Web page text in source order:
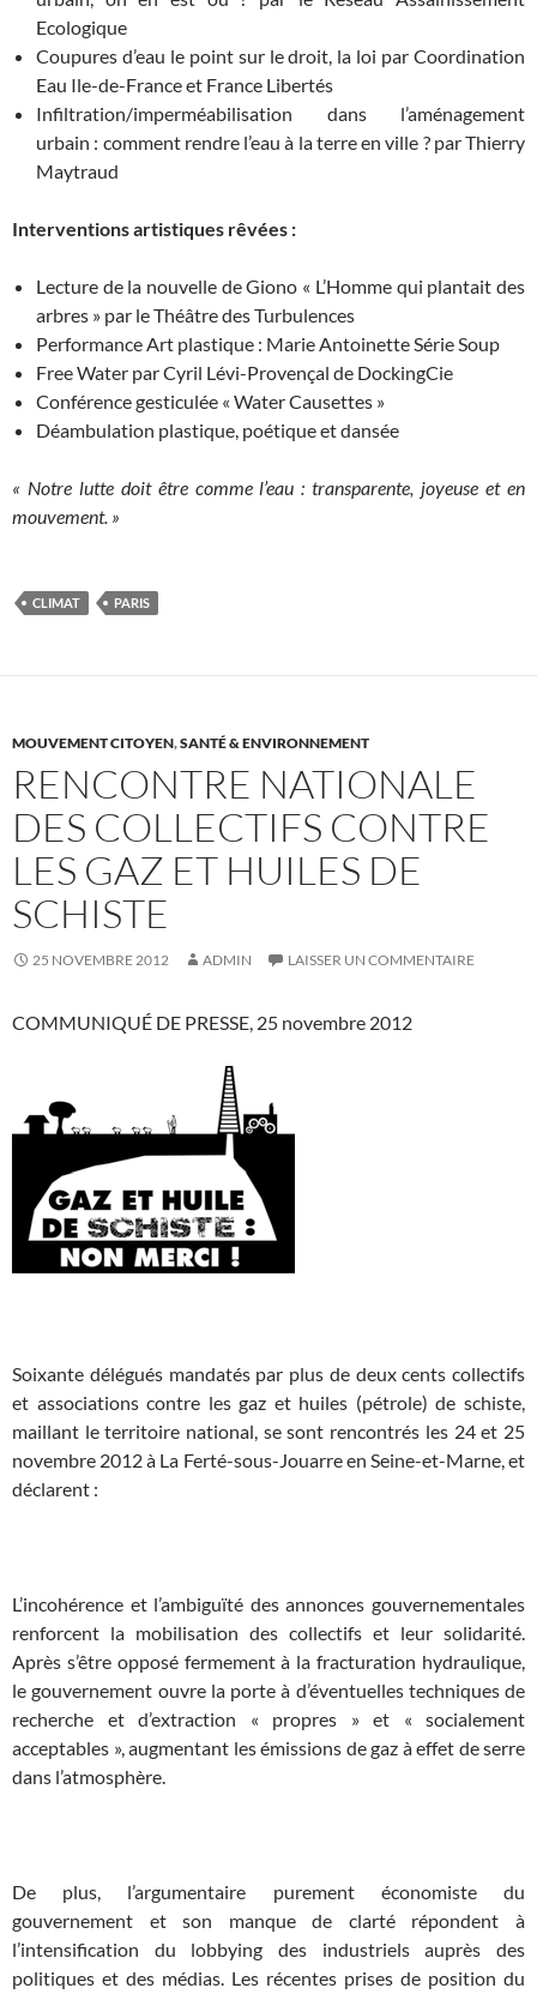
Ecologique
Coupures d’eau le point sur le droit, la loi par Coordination
Eau Ile-de-France et France Libertés
Infiltration/imperméabilisation dans l’aménagement
urbain : comment rendre l’eau à la terre en ville ? par Thierry
Maytraud
Interventions artistiques rêvées :
Lecture de la nouvelle de Giono « L’Homme qui plantait des
arbres » par le Théâtre des Turbulences
Performance Art plastique : Marie Antoinette Série Soup
Free Water par Cyril Lévi-Provençal de DockingCie
Conférence gesticulée « Water Causettes »
Déambulation plastique, poétique et dansée
« Notre lutte doit être comme l’eau : transparente, joyeuse et en
mouvement. »
CLIMAT PARIS
MOUVEMENT CITOYEN,SANTÉ & ENVIRONNEMENT
RENCONTRE NATIONALE
DES COLLECTIFS CONTRE
LES GAZ ET HUILES DE
SCHISTE
25 NOVEMBRE 2012 ADMIN LAISSER UN COMMENTAIRE
COMMUNIQUÉ DE PRESSE, 25 novembre 2012
Soixante délégués mandatés par plus de deux cents collectifs
et associations contre les gaz et huiles (pétrole) de schiste,
maillant le territoire national, se sont rencontrés les 24 et 25
novembre 2012 à La Ferté-sous-Jouarre en Seine-et-Marne, et
déclarent :
L’incohérence et l’ambiguïté des annonces gouvernementales
renforcent la mobilisation des collectifs et leur solidarité.
Après s’être opposé fermement à la fracturation hydraulique,
le gouvernement ouvre la porte à d’éventuelles techniques de
recherche et d’extraction « propres » et « socialement
acceptables », augmentant les émissions de gaz à effet de serre
dans l’atmosphère.
De plus, l’argumentaire purement économiste du
gouvernement et son manque de clarté répondent à
l’intensification du lobbying des industriels auprès des
politiques et des médias. Les récentes prises de position du